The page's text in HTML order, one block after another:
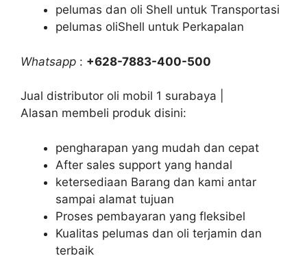
pelumas dan oli Shell untuk Transportasi
pelumas oliShell untuk Perkapalan
Whatsapp : +628-7883-400-500
Jual distributor oli mobil 1 surabaya |
Alasan membeli produk disini:
pengharapan yang mudah dan cepat
After sales support yang handal
ketersediaan Barang dan kami antar
sampai alamat tujuan
Proses pembayaran yang fleksibel
Kualitas pelumas dan oli terjamin dan
terbaik